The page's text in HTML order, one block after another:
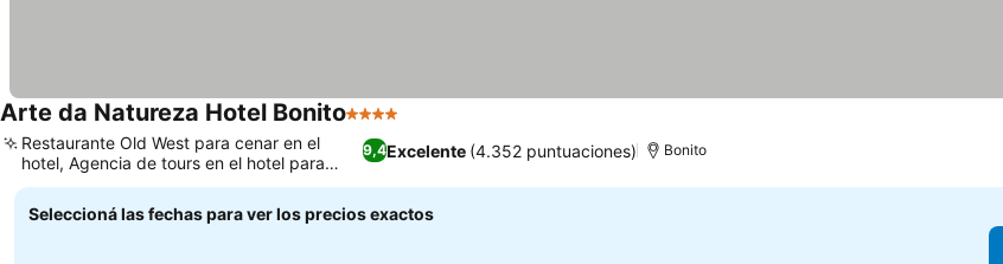
Arte da Natureza Hotel Bonito4 Estrellas
9,4Excelente (4.352 puntuaciones)
Restaurante Old West para cenar en el
hotel, Agencia de tours en el hotel para
excursiones en Bonito
Bonito
Seleccioná las fechas para ver los precios exactos